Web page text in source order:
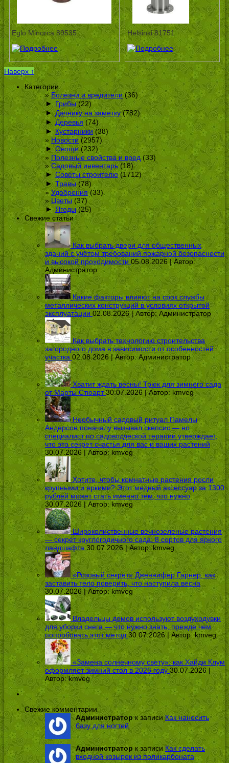
Eglo Minorca 89535 Helsinki 81751
Наверх ↑
Категории
Болезни и вредители(36)
► Грибы(22)
► Дачнику на заметку(782)
► Деревья (74)
► Кустарники(38)
Новости (2957)
► Овощи(232)
Полезные свойства и вред(33)
Садовый инвентарь(18)
► Советы строителю(1712)
► Травы(78)
Удобрения(33)
Цветы (37)
► Ягоды(25)
Свежие статьи
Как выбрать двери для общественных
зданий с учётом требований пожарной безопасности
и высокой проходимости 05.08.2026 | Автор:
Администратор
Какие факторы влияют на срок службы
металлических конструкций в условиях открытой
эксплуатации 02.08.2026 | Автор: Администратор
Как выбрать технологию строительства
загородного дома в зависимости от особенностей
участка 02.08.2026 | Автор:Администратор
Хватит ждать весны! Трюк для зимнего сада
от Марты Стюарт 30.07.2026 | Автор: kmveg
Необычный садовый ритуал Памелы
Андерсон поначалу вызывал скепсис — но
специалист по садоводческой терапии утверждает,
что это секрет счастья для вас и ваших растений
30.07.2026 | Автор:kmveg
Хотите, чтобы комнатные растения росли
крупными и яркими? Этот медный аксессуар за 1300
рублей может стать именно тем, что нужно
30.07.2026 | Автор: kmveg
Широколиственные вечнозеленые растения
— секрет круглогодичного сада: 8 сортов для яркого
ландшафта 30.07.2026 | Автор:kmveg
«Розовый секрет» Дженнифер Гарнер: как
заставить тело поверить, что наступила весна
30.07.2026 | Автор: kmveg
Владельцы домов используют воздуходувки
для уборки снега — что нужно знать, прежде чем
попробовать этот метод 30.07.2026 | Автор:kmveg
«Замена солнечному свету»: как Хайди Клум
оформляет зимний стол в 2026 году 30.07.2026 |
Автор:kmveg
Свежие комментарии
Администраторк записиКак наносить
базу для ногтей
Администраторк записиКак сделать
входной козырек из поликарбоната